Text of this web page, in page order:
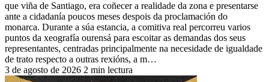
que viña de Santiago, era coñecer a realidade da zona e presentarse
ante a cidadanía poucos meses despois da proclamación do
monarca. Durante a súa estancia, a comitiva real percorreu varios
puntos da xeografía ourensá para escoitar as demandas dos seus
representantes, centradas principalmente na necesidade de igualdade
de trato respecto a outras rexións, a m…
3 de agosto de 2026 2 min lectura